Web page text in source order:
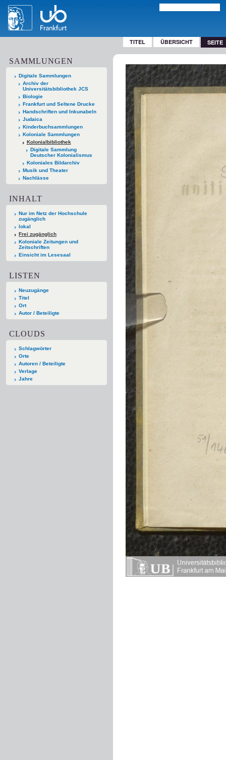
TITEL ÜBERSICHT SEITE
SAMMLUNGEN
Digitale Sammlungen
Archiv der
Universitätsbibliothek JCS
Biologie
Frankfurt und Seltene Drucke
Handschriften und Inkunabeln
Judaica
Kinderbuchsammlungen
Koloniale Sammlungen
Kolonialbibliothek
Digitale Sammlung
Deutscher Kolonialismus
Koloniales Bildarchiv
Musik und Theater
Nachlässe
INHALT
Nur im Netz der Hochschule
zugänglich
lokal
Frei zugänglich
Koloniale Zeitungen und
Zeitschriften
Einsicht im Lesesaal
LISTEN
Neuzugänge
Titel
Ort
Autor / Beteiligte
CLOUDS
Schlagwörter
Orte
Autoren / Beteiligte
Verlage
Jahre